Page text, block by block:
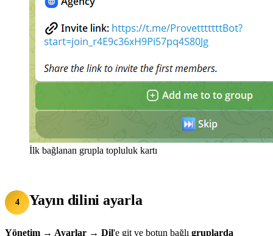
İlk bağlanan grupla topluluk kartı
4 Yayın dilini ayarla
Yönetim → Ayarlar → Dil'e git ve botun bağlı gruplarda